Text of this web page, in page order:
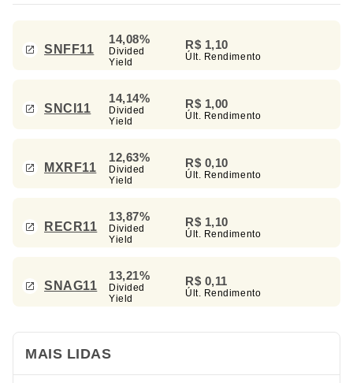
SNFF11
14,08%
Divided
Yield
R$ 1,10
Últ. Rendimento
SNCI11
14,14%
Divided
Yield
R$ 1,00
Últ. Rendimento
MXRF11
12,63%
Divided
Yield
R$ 0,10
Últ. Rendimento
RECR11
13,87%
Divided
Yield
R$ 1,10
Últ. Rendimento
SNAG11
13,21%
Divided
Yield
R$ 0,11
Últ. Rendimento
MAIS LIDAS